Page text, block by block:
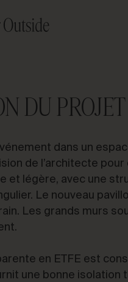
Tél. +34 973 263 022
Fax +34 973 275 887
CONTACTEZ-NOUS
DU PROJET
dans un
de l’architecte
et légère, avec une
Le nouveau
Les grands murs
en ETFE est
une bonne isolation